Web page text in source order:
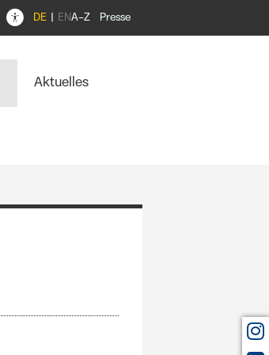
A–Z Presse
DE EN
Aktuelles